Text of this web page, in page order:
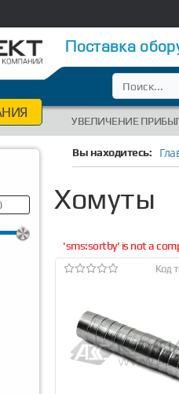
Поставка
УВЕЛИЧЕНИЕ
Вы находитесь:
Хомуты
'sms:sortby' is not a
Код